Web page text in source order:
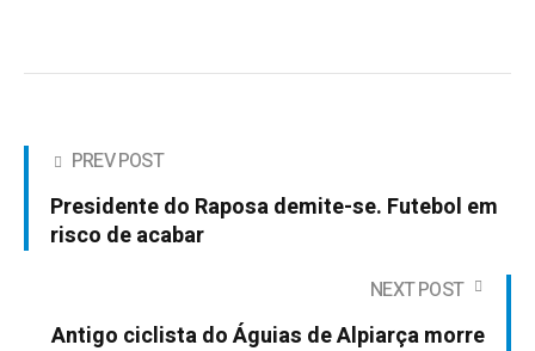
PREV POST
Presidente do Raposa demite-se. Futebol em
risco de acabar
NEXT POST
Antigo ciclista do Águias de Alpiarça morre